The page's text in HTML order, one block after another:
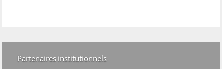
Partenaires institutionnels